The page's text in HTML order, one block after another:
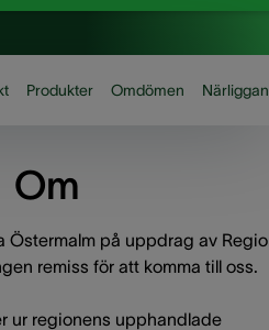
Produkter Omdömen
Om
Östermalm på uppdrag av
remiss för att komma till oss.
ur regionens upphandlade